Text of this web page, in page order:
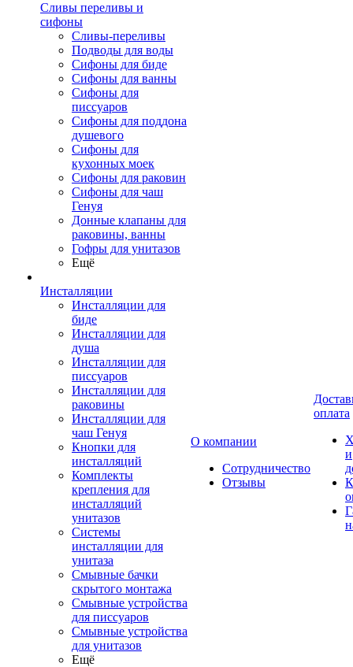
Сливы переливы и
сифоны
Сливы-переливы
Подводы для воды
Сифоны для биде
Сифоны для ванны
Сифоны для
писсуаров
Сифоны для поддона
душевого
Сифоны для
кухонных моек
Сифоны для раковин
Сифоны для чаш
Генуя
Донные клапаны для
раковины, ванны
Гофры для унитазов
Ещё
Инсталляции
Инсталляции для
биде
Инсталляции для
душа
Инсталляции для
писсуаров
Инсталляции для
раковины
Инсталляции для
чаш Генуя
Кнопки для
инсталляций
Комплекты
крепления для
инсталляций
унитазов
Системы
инсталляции для
унитаза
Смывные бачки
скрытого монтажа
Смывные устройства
для писсуаров
Смывные устройства
для унитазов
Ещё
О компании
Сотрудничество
Отзывы
оплата
и